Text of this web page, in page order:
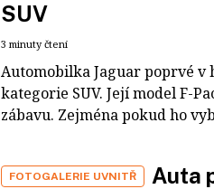
SUV
3 minuty čtení
Automobilka Jaguar poprvé v
kategorie SUV. Její model F-
zábavu. Zejména pokud ho
FOTOGALERIE UVNITŘ
Auta